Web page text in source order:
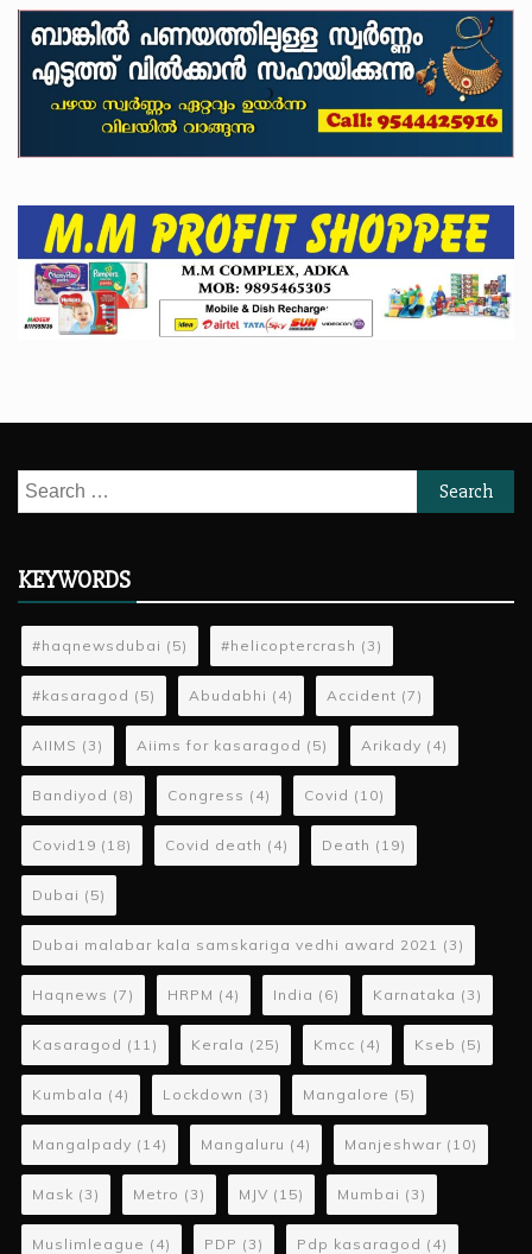
Search
for:
KEYWORDS
#haqnewsdubai (5) #helicoptercrash (3)
#kasaragod (5) Abudabhi (4) Accident (7)
AIIMS (3) Aiims for kasaragod (5) Arikady (4)
Bandiyod (8) Congress (4) Covid (10)
Covid19 (18) Covid death (4) Death (19)
Dubai (5)
Dubai malabar kala samskariga vedhi award 2021 (3)
Haqnews (7) HRPM (4) India (6) Karnataka (3)
Kasaragod (11) Kerala (25) Kmcc (4) Kseb (5)
Kumbala (4) Lockdown (3) Mangalore (5)
Mangalpady (14) Mangaluru (4) Manjeshwar (10)
Mask (3) Metro (3) MJV (15) Mumbai (3)
Muslimleague (4) PDP (3) Pdp kasaragod (4)